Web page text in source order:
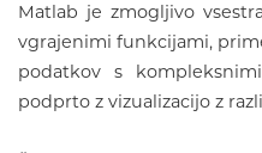
Matlab je zmogljivo
vgrajenimi funkcijami,
podatkov s
podprto z vizualizacijo z